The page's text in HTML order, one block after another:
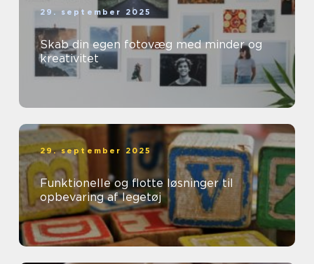
29. september 2025
Skab din egen fotovæg med minder og
kreativitet
29. september 2025
Funktionelle og flotte løsninger til
opbevaring af legetøj